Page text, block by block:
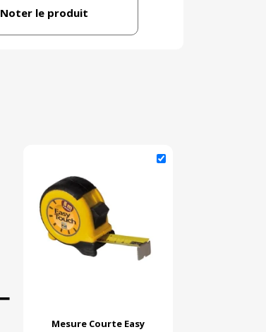
Noter le produit
Mesure Courte Easy